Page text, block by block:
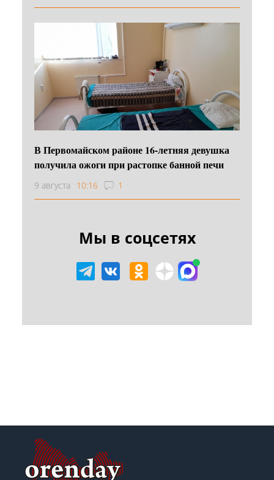
В Первомайском районе 16‑летняя девушка
получила ожоги при растопке банной печи
9 августа 10:16 1
Мы в соцсетях